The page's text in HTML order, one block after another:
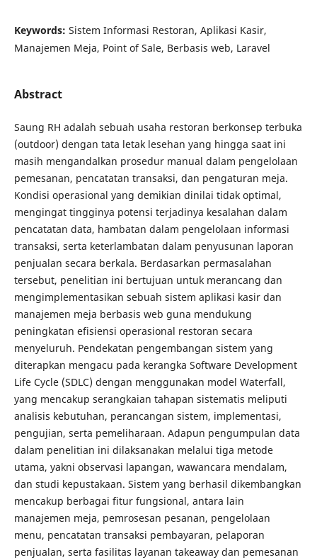
Keywords: Sistem Informasi Restoran, Aplikasi Kasir,
Manajemen Meja, Point of Sale, Berbasis web, Laravel
Abstract
Saung RH adalah sebuah usaha restoran berkonsep terbuka
(outdoor) dengan tata letak lesehan yang hingga saat ini
masih mengandalkan prosedur manual dalam pengelolaan
pemesanan, pencatatan transaksi, dan pengaturan meja.
Kondisi operasional yang demikian dinilai tidak optimal,
mengingat tingginya potensi terjadinya kesalahan dalam
pencatatan data, hambatan dalam pengelolaan informasi
transaksi, serta keterlambatan dalam penyusunan laporan
penjualan secara berkala. Berdasarkan permasalahan
tersebut, penelitian ini bertujuan untuk merancang dan
mengimplementasikan sebuah sistem aplikasi kasir dan
manajemen meja berbasis web guna mendukung
peningkatan efisiensi operasional restoran secara
menyeluruh. Pendekatan pengembangan sistem yang
diterapkan mengacu pada kerangka Software Development
Life Cycle (SDLC) dengan menggunakan model Waterfall,
yang mencakup serangkaian tahapan sistematis meliputi
analisis kebutuhan, perancangan sistem, implementasi,
pengujian, serta pemeliharaan. Adapun pengumpulan data
dalam penelitian ini dilaksanakan melalui tiga metode
utama, yakni observasi lapangan, wawancara mendalam,
dan studi kepustakaan. Sistem yang berhasil dikembangkan
mencakup berbagai fitur fungsional, antara lain
manajemen meja, pemrosesan pesanan, pengelolaan
menu, pencatatan transaksi pembayaran, pelaporan
penjualan, serta fasilitas layanan takeaway dan pemesanan